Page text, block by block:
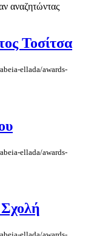
αναζητώντας
Τοσίτσα
ellada/awards-
ellada/awards-